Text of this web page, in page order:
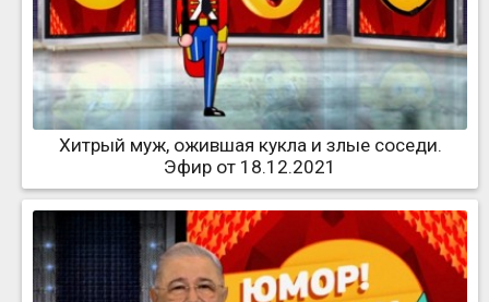
Хитрый муж, ожившая кукла и злые соседи.
Эфир от 18.12.2021